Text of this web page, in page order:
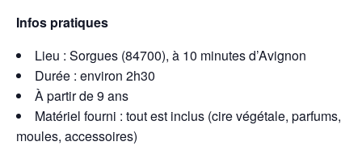
Infos pratiques
Lieu : Sorgues (84700), à 10 minutes d’Avignon
Durée : environ 2h30
À partir de 9 ans
Matériel fourni : tout est inclus (cire végétale, parfums,
moules, accessoires)